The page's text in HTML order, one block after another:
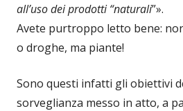
all’uso dei prodotti “naturali”».
Avete purtroppo letto bene:
o droghe, ma piante!
Sono questi infatti gli obiettivi
sorveglianza messo in atto, a